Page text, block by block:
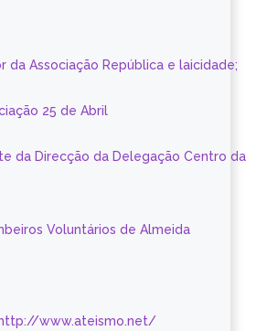
da Associação República e laicidade;
25 de Abril
da Direcção da Delegação Centro da
Voluntários de Almeida
www.ateismo.net/